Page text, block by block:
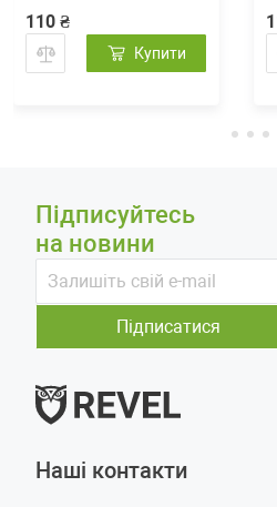
110 ₴
Купити
Підписуйтесь
на новини
Підписатися
Наші контакти